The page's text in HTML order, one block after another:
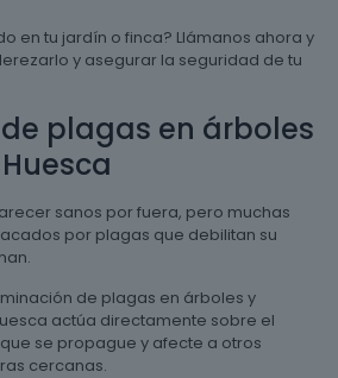
en tu jardín o finca? Llámanos ahora y
y asegurar la seguridad de tu
plagas en árboles
sanos por fuera, pero muchas
por plagas que debilitan su
de plagas en árboles y
actúa directamente sobre el
se propague y afecte a otros
cercanas.